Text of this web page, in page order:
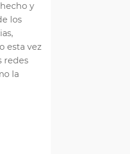
y
los
esta vez
redes
la